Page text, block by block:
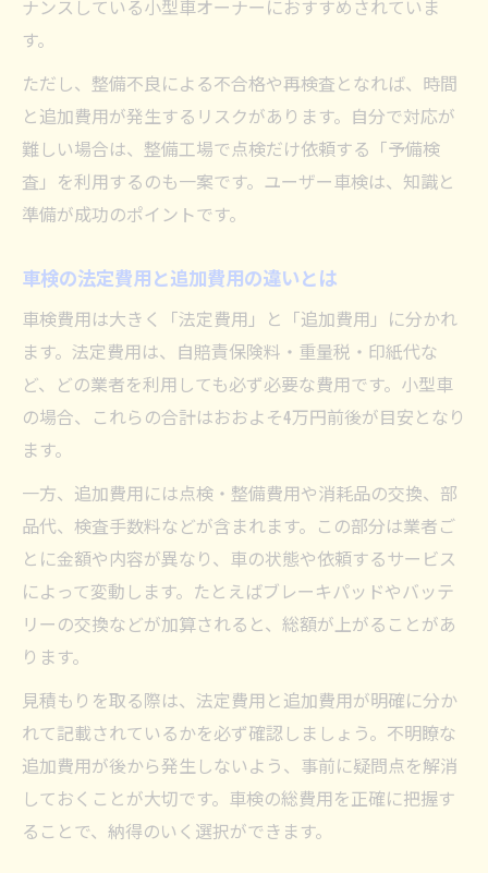
ナンスしている小型車オーナーにおすすめされていま
す。
ただし、整備不良による不合格や再検査となれば、時間
と追加費用が発生するリスクがあります。自分で対応が
難しい場合は、整備工場で点検だけ依頼する「予備検
査」を利用するのも一案です。ユーザー車検は、知識と
準備が成功のポイントです。
車検の法定費用と追加費用の違いとは
車検費用は大きく「法定費用」と「追加費用」に分かれ
ます。法定費用は、自賠責保険料・重量税・印紙代な
ど、どの業者を利用しても必ず必要な費用です。小型車
の場合、これらの合計はおおよそ4万円前後が目安となり
ます。
一方、追加費用には点検・整備費用や消耗品の交換、部
品代、検査手数料などが含まれます。この部分は業者ご
とに金額や内容が異なり、車の状態や依頼するサービス
によって変動します。たとえばブレーキパッドやバッテ
リーの交換などが加算されると、総額が上がることがあ
ります。
見積もりを取る際は、法定費用と追加費用が明確に分か
れて記載されているかを必ず確認しましょう。不明瞭な
追加費用が後から発生しないよう、事前に疑問点を解消
しておくことが大切です。車検の総費用を正確に把握す
ることで、納得のいく選択ができます。